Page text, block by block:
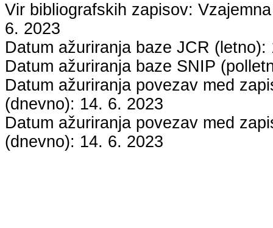
Vir bibliografskih zapisov:
6. 2023
Datum ažuriranja baze JCR (letno):
Datum ažuriranja baze SNIP
Datum ažuriranja povezav med
(dnevno): 14. 6. 2023
Datum ažuriranja povezav med
(dnevno): 14. 6. 2023